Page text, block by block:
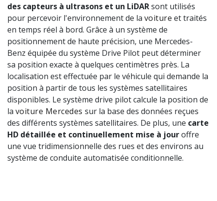
des capteurs à ultrasons et un LiDARsont utilisés
pour percevoir l'environnement de la voiture et traités
en temps réel à bord. Grâce à un système de
positionnement de haute précision, une Mercedes-
Benz équipée du système Drive Pilot peut déterminer
sa position exacte à quelques centimètres près. La
localisation est effectuée par le véhicule qui demande la
position à partir de tous les systèmes satellitaires
disponibles. Le système drive pilot calcule la position de
la voiture Mercedes sur la base des données reçues
des différents systèmes satellitaires. De plus, une carte
HD détaillée et continuellement mise à jouroffre
une vue tridimensionnelle des rues et des environs au
système de conduite automatisée conditionnelle.